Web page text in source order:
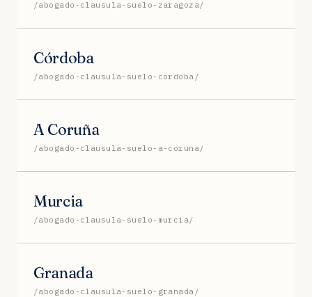
/abogado-clausula-suelo-zaragoza/
Córdoba
/abogado-clausula-suelo-cordoba/
A Coruña
/abogado-clausula-suelo-a-coruna/
Murcia
/abogado-clausula-suelo-murcia/
Granada
/abogado-clausula-suelo-granada/